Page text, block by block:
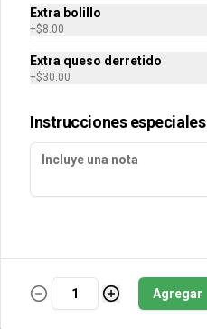
Conócenos
Extra bolillo
+$8.00
Extra queso derretido
+$30.00
Instrucciones especiales
Agregar